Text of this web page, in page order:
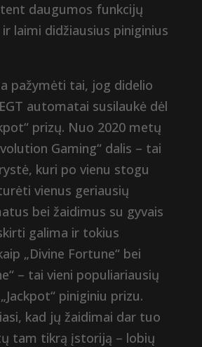
daugumos funkcijų
laimi didžiausius piniginius
pažymėti tai, jog didelio
automatai susilaukė dėl
prizų. Nuo 2020 metų
Gaming“ dalis – tai
kuri po vienu stogu
vienus geriausių
bei žaidimus su gyvais
galima ir tokius
„Divine Fortune“ bei
– tai vieni populiariausių
piniginiu prizu.
kad jų žaidimai dar tuo
tam tikrą įstoriją – lobių